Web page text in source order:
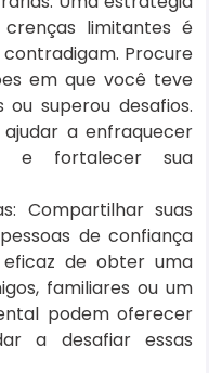
limitantes é
Procure
em que você teve
ou superou desafios.
ajudar a enfraquecer
e fortalecer sua
Compartilhar suas
de confiança
de obter uma
familiares ou um
podem oferecer
a desafiar essas